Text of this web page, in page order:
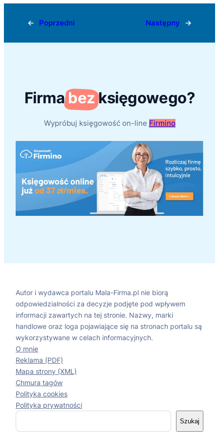
← Poprzedni Następny →
Firmabezksięgowego?
Wypróbuj księgowość on-line Firmino
Autor i wydawca portalu Mala-Firma.pl nie biorą
odpowiedzialności za decyzje podjęte pod wpływem
informacji zawartych na tej stronie. Nazwy, marki
handlowe oraz loga pojawiające się na stronach portalu są
wykorzystywane w celach informacyjnych.
O mnie
Reklama (PDF)
Mapa strony (XML)
Chmura tagów
Polityka cookies
Polityka prywatności
S
Szukaj